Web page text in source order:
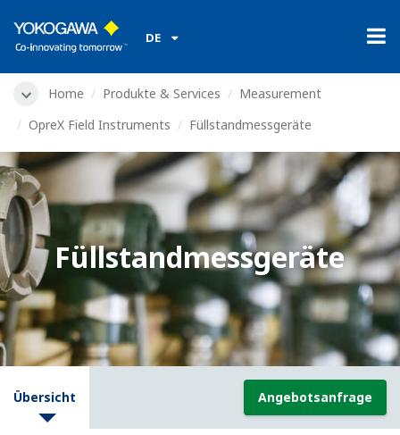
DE
Home Produkte & Services
Measurement
OpreX Field Instruments
Füllstandmessgeräte
Füllstandmessgeräte
Übersicht Angebotsanfrage